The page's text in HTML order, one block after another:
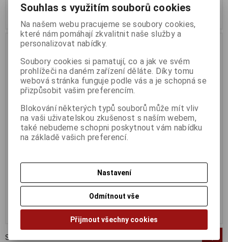
Koupit
2 411 Kč
Koupit
FCLGA1200
2 377 Kč
1 964 Kč (bez DPH:)
Koupit
Strana
Souhlas s využitím souborů cookies
Na našem webu pracujeme se soubory cookies,
které nám pomáhají zkvalitnit naše služby a
personalizovat nabídky.
Soubory cookies si pamatují, co a jak ve svém
prohlížeči na daném zařízení děláte. Díky tomu
webová stránka funguje podle vás a je schopná se
přizpůsobit vašim preferencím.
Blokování některých typů souborů může mít vliv
na vaši uživatelskou zkušenost s naším webem,
také nebudeme schopni poskytnout vám nabídku
na základě vašich preferencí.
Nastavení
Odmítnout vše
Přijmout všechny cookies